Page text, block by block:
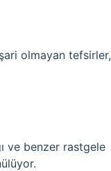
olmayan tefsirler,
ve benzer rastgele